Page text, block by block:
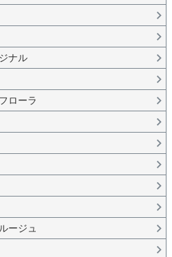
ナル
ローラ
ージュ